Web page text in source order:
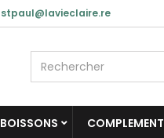
BOISSONS